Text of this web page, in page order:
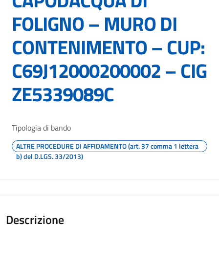
FOLIGNO – MURO DI
CONTENIMENTO – CUP:
C69J12000200002 – CIG
ZE5339089C
Tipologia di bando
ALTRE PROCEDURE DI AFFIDAMENTO (art. 37 comma 1 lettera
b) del D.LGS. 33/2013)
Descrizione